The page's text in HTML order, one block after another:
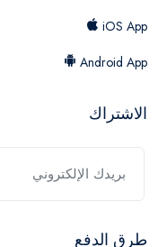
iOS App
Android App
الاشتراك
طرق الدفع